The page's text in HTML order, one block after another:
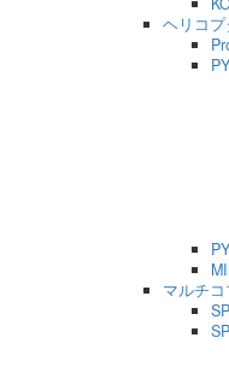
ヘリコ
マルチ